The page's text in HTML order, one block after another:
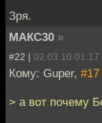
Зря.
МАКС30 »
#22 | 02.03.10 01:17
Кому: Guper, #17
> а вот почему